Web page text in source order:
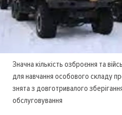
Значна кількість озброєння та
для навчання особового складу
знята з довготривалого
обслуговування